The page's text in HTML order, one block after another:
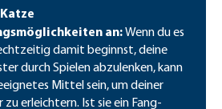
an:Wenn du es
damit beginnst, deine
durch Spielen abzulenken, kann
Mittel sein, um deiner
zu erleichtern. Ist sie ein Fang-